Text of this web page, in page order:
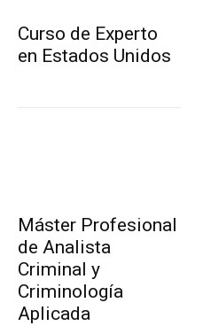
Curso de Experto
en Estados Unidos
Máster Profesional
de Analista
Criminal y
Criminología
Aplicada